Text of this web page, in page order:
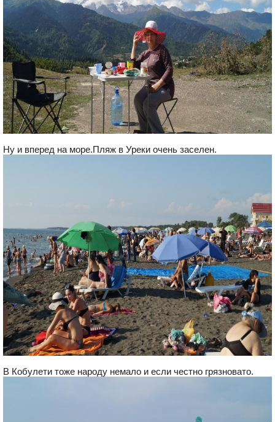
Ну и вперед на море.Пляж в Уреки очень заселен.
В Кобулети тоже народу немало и если честно грязновато.